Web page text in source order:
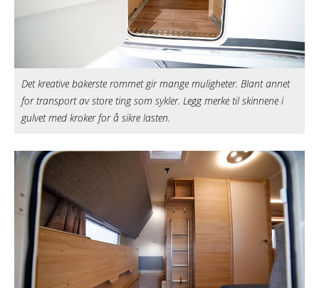
Det kreative bakerste rommet gir mange muligheter. Blant annet
for transport av store ting som sykler. Legg merke til skinnene i
gulvet med kroker for å sikre lasten.